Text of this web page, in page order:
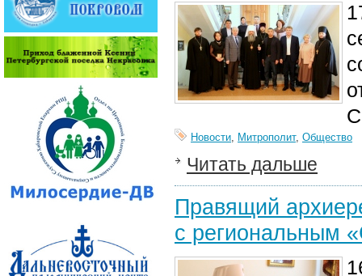
Новости, Митрополит, Общество
Читать дальше
Правящий
с региональным